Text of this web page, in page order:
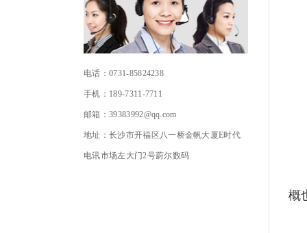
电话：0731-85824238
手机：189-7311-7711
邮箱：39383992@qq.com
地址：长沙市开福区八一桥金帆大厦E时代
电讯市场左大门2号蔚尔数码
概